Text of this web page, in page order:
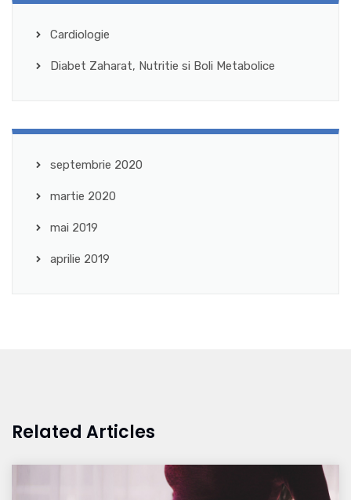
Cardiologie
Diabet Zaharat, Nutritie si Boli Metabolice
septembrie 2020
martie 2020
mai 2019
aprilie 2019
Related Articles